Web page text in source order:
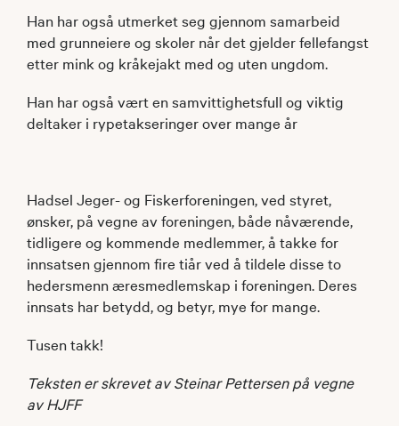
Han har også utmerket seg gjennom samarbeid
med grunneiere og skoler når det gjelder fellefangst
etter mink og kråkejakt med og uten ungdom.
Han har også vært en samvittighetsfull og viktig
deltaker i rypetakseringer over mange år
Hadsel Jeger- og Fiskerforeningen, ved styret,
ønsker, på vegne av foreningen, både nåværende,
tidligere og kommende medlemmer, å takke for
innsatsen gjennom fire tiår ved å tildele disse to
hedersmenn æresmedlemskap i foreningen. Deres
innsats har betydd, og betyr, mye for mange.
Tusen takk!
Teksten er skrevet av Steinar Pettersen på vegne
av HJFF